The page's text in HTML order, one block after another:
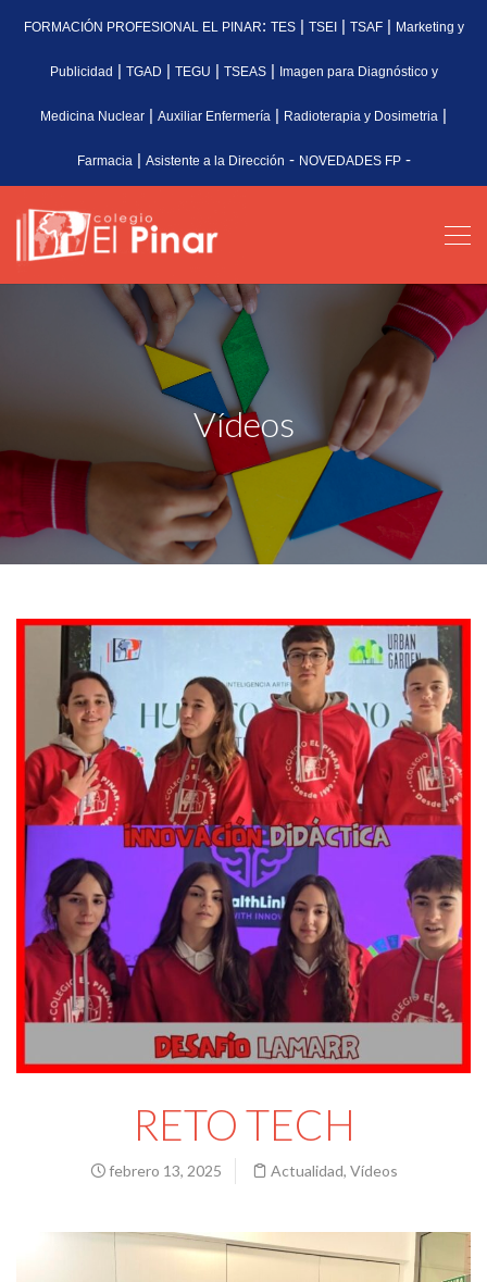
FORMACIÓN PROFESIONAL EL PINAR: TES| TSEI| TSAF| Marketing y
Publicidad | TGAD | TEGU | TSEAS| Imagen para Diagnóstico y
Medicina Nuclear | Auxiliar Enfermería | Radioterapia y Dosimetria |
Farmacia | Asistente a la Dirección - NOVEDADES FP-
Vídeos
RETO TECH
febrero 13, 2025 Actualidad, Vídeos